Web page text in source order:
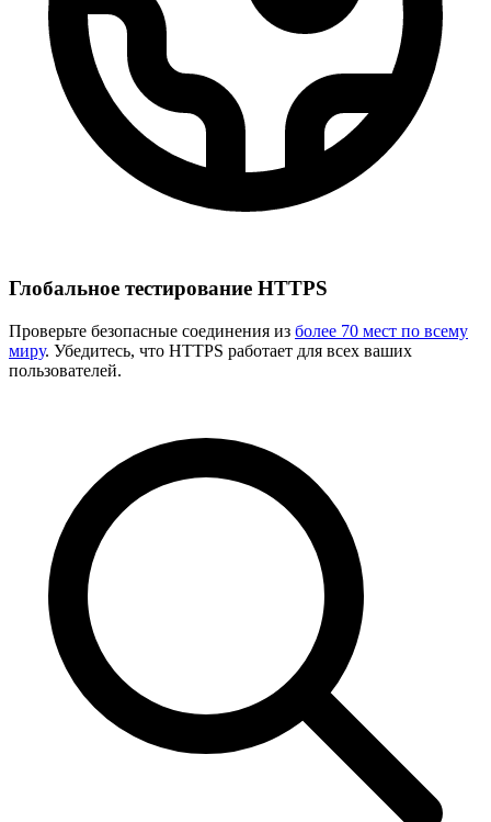
Глобальное тестирование HTTPS
Проверьте безопасные соединения из более 70 мест по всему
миру. Убедитесь, что HTTPS работает для всех ваших
пользователей.